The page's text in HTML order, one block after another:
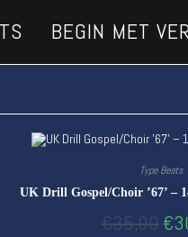
BEGIN MET
Type Beats
UK Drill Gospel/Choir ’67’ –
€35,00€